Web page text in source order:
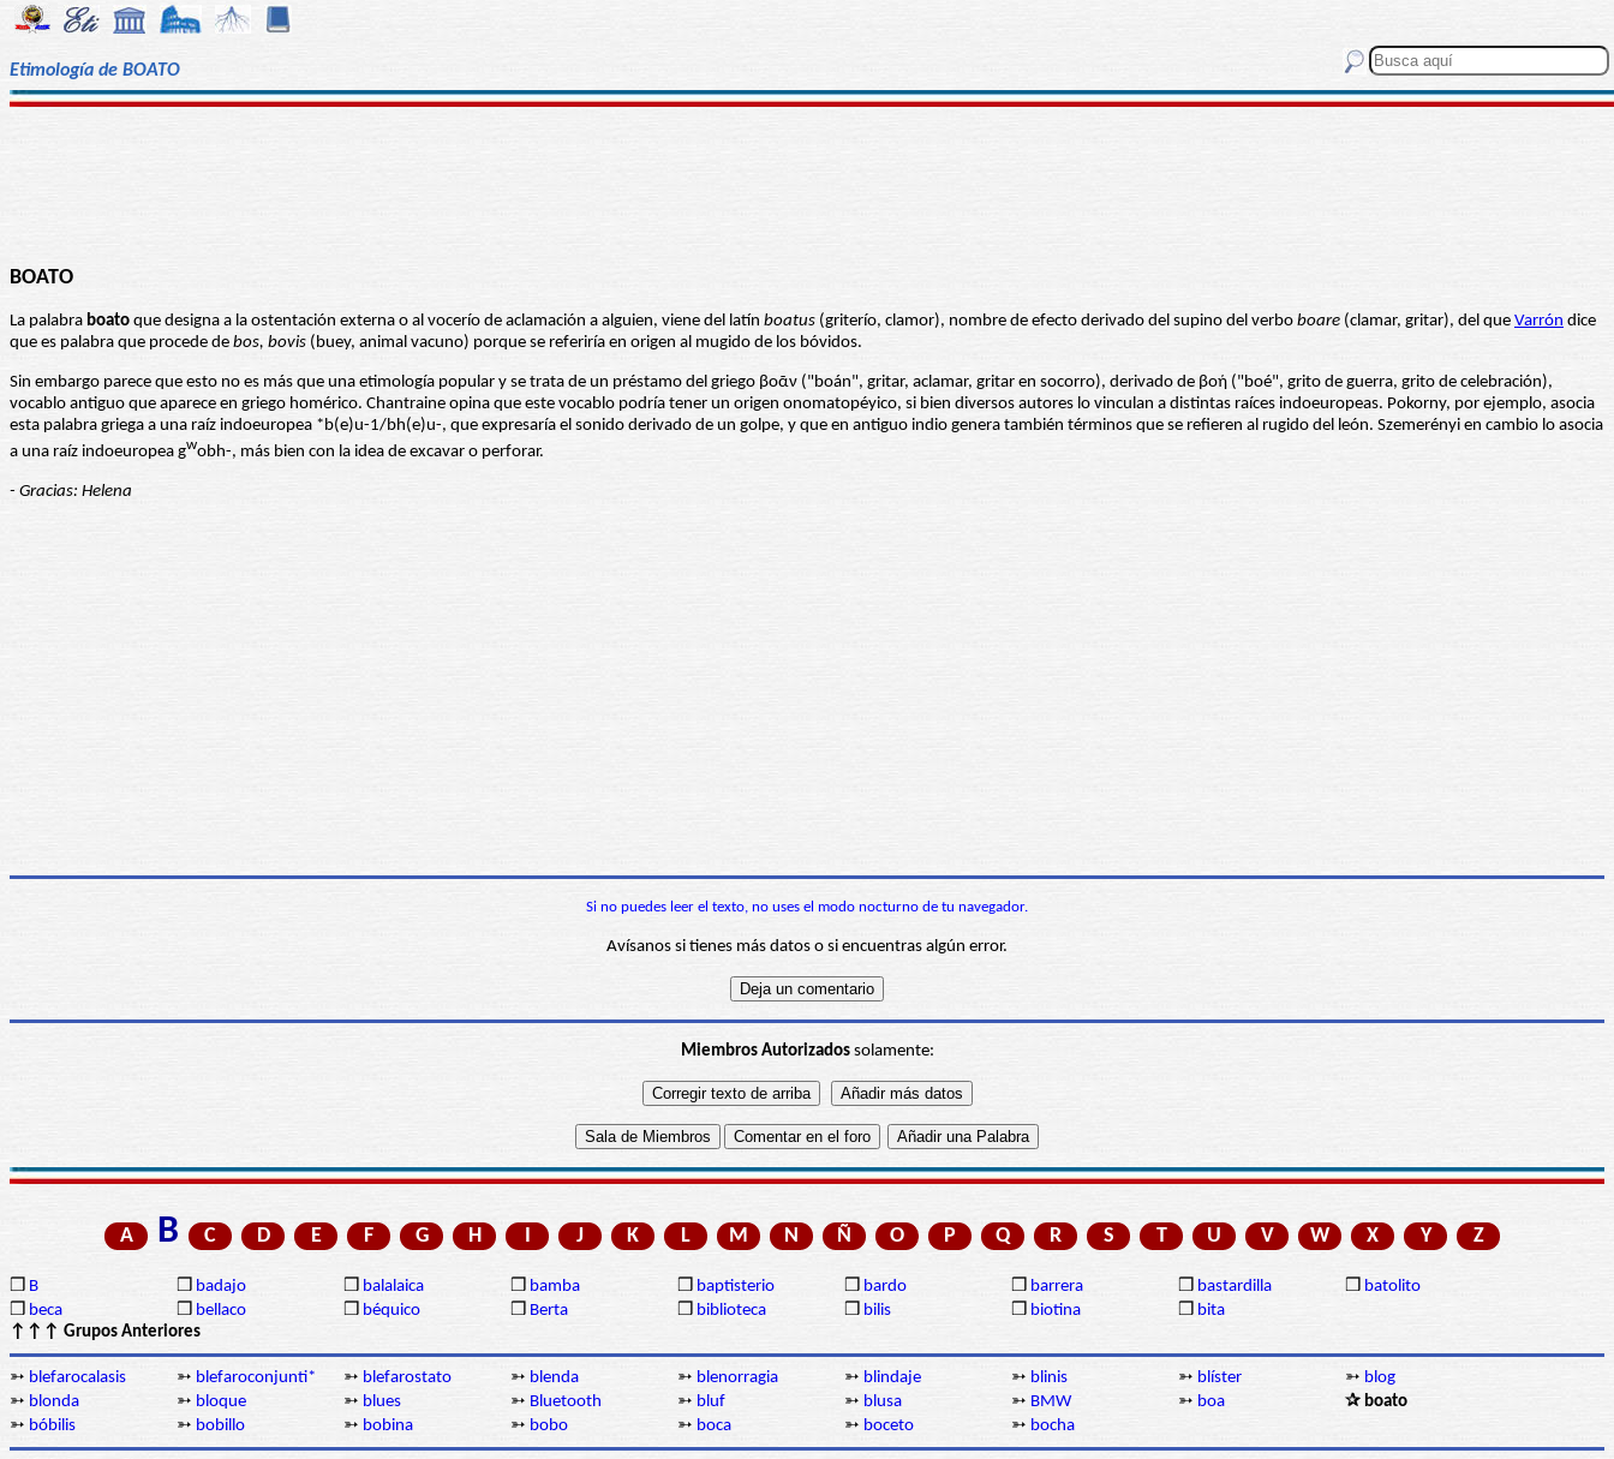
Etimología de BOATO
BOATO
La palabra boato que designa a la ostentación externa o al vocerío de aclamación a alguien, viene del latín boatus (griterío, clamor), nombre de efecto derivado del supino del verbo boare (clamar, gritar), del que Varrón dice
que es palabra que procede de bos, bovis (buey, animal vacuno) porque se referiría en origen al mugido de los bóvidos.
Sin embargo parece que esto no es más que una etimología popular y se trata de un préstamo del griego βοᾶν ("boán", gritar, aclamar, gritar en socorro), derivado de βοή ("boé", grito de guerra, grito de celebración),
vocablo antiguo que aparece en griego homérico. Chantraine opina que este vocablo podría tener un origen onomatopéyico, si bien diversos autores lo vinculan a distintas raíces indoeuropeas. Pokorny, por ejemplo, asocia
esta palabra griega a una raíz indoeuropea *b(e)u-1/bh(e)u-, que expresaría el sonido derivado de un golpe, y que en antiguo indio genera también términos que se refieren al rugido del león. Szemerényi en cambio lo asocia
a una raíz indoeuropea gwobh-, más bien con la idea de excavar o perforar.
- Gracias: Helena
Si no puedes leer el texto, no uses el modo nocturno de tu navegador.
Avísanos si tienes más datos o si encuentras algún error.
Miembros Autorizadossolamente:
A B C D E F G H I J K L M N Ñ O P Q R S T U V W X Y Z
❒ B ❒ badajo ❒ balalaica ❒ bamba ❒ baptisterio ❒ bardo ❒ barrera ❒ bastardilla ❒ batolito
❒ beca ❒ bellaco ❒ béquico ❒ Berta ❒ biblioteca ❒ bilis ❒ biotina ❒ bita
↑↑↑ Grupos Anteriores
➳ blefarocalasis ➳ blefaroconjunti* ➳ blefarostato ➳ blenda ➳ blenorragia ➳ blindaje ➳ blinis ➳ blíster ➳ blog
➳ blonda ➳ bloque ➳ blues ➳ Bluetooth ➳ bluf ➳ blusa ➳ BMW ➳ boa
✰ boato
➳ bóbilis ➳ bobillo ➳ bobina ➳ bobo ➳ boca ➳ boceto ➳ bocha